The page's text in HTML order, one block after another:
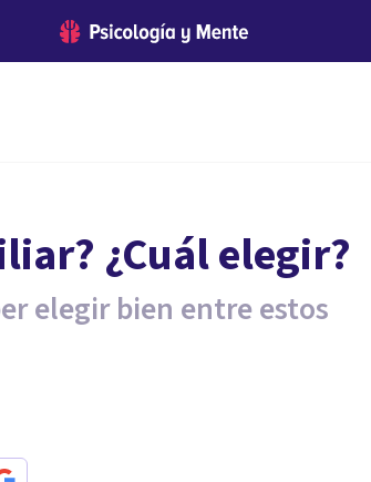
¿Cuál elegir?
elegir bien entre estos